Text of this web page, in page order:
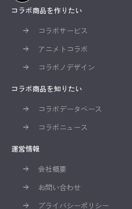
コラボ商品を作りたい
コラボサービス
アニメトコラボ
コラボノデザイン
コラボ商品を知りたい
コラボデータベース
コラボニュース
運営情報
会社概要
お問い合わせ
プライバシーポリシー